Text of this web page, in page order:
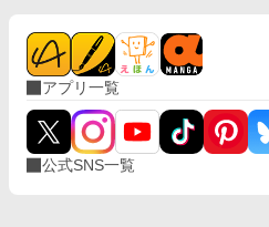
アプリ一覧
公式SNS一覧